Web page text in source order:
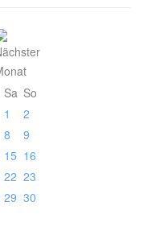
Sa So
1
2
8
9
15 16
22 23
29 30